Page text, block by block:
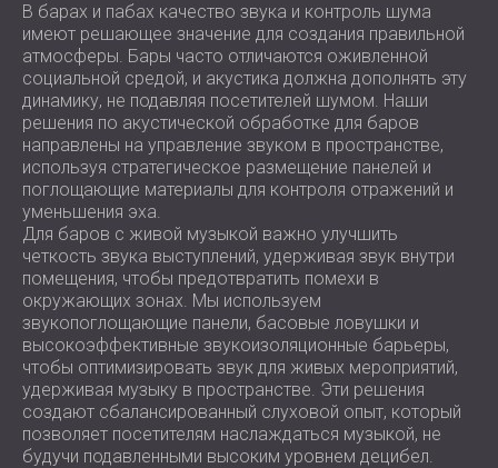
В барах и пабах качество звука и контроль шума
имеют решающее значение для создания правильной
атмосферы. Бары часто отличаются оживленной
социальной средой, и акустика должна дополнять эту
динамику, не подавляя посетителей шумом. Наши
решения по акустической обработке для баров
направлены на управление звуком в пространстве,
используя стратегическое размещение панелей и
поглощающие материалы для контроля отражений и
уменьшения эха.
Для баров с живой музыкой важно улучшить
четкость звука выступлений, удерживая звук внутри
помещения, чтобы предотвратить помехи в
окружающих зонах. Мы используем
звукопоглощающие панели, басовые ловушки и
высокоэффективные звукоизоляционные барьеры,
чтобы оптимизировать звук для живых мероприятий,
удерживая музыку в пространстве. Эти решения
создают сбалансированный слуховой опыт, который
позволяет посетителям наслаждаться музыкой, не
будучи подавленными высоким уровнем децибел.